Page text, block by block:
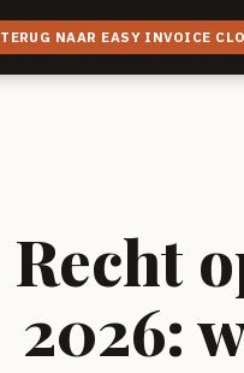
TERUG NAAR EASY INVOICE
Recht
2026: